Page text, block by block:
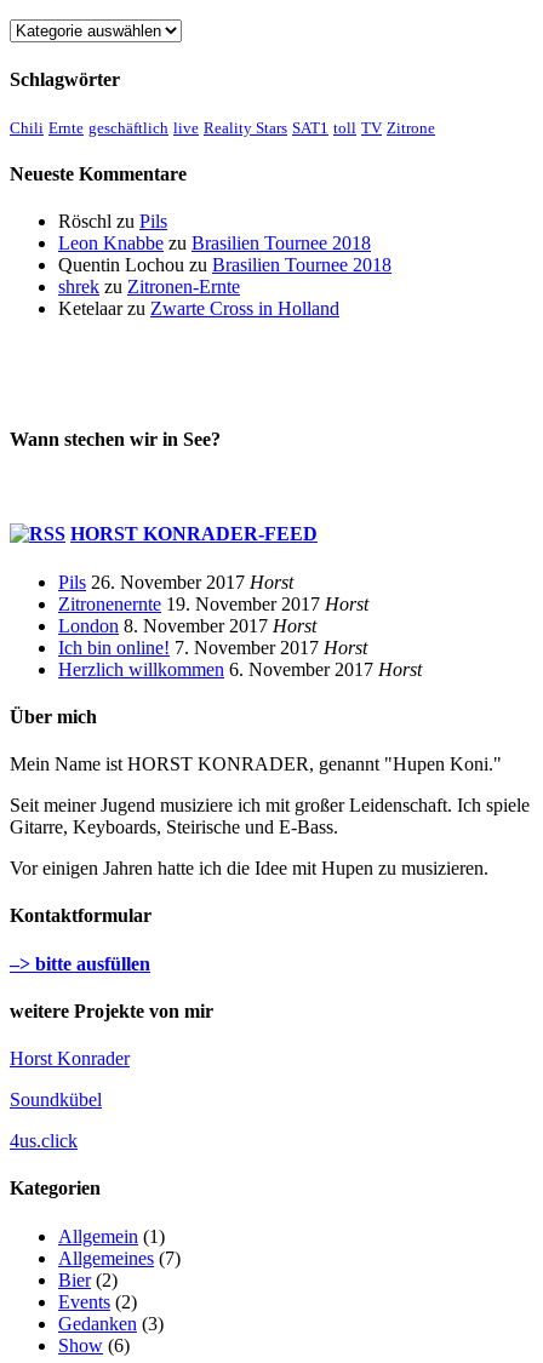
Kategorien
Schlagwörter
Chili Ernte geschäftlich live Reality Stars SAT1 toll TV Zitrone
Neueste Kommentare
Röschl zu Pils
Leon Knabbe zu Brasilien Tournee 2018
Quentin Lochou zu Brasilien Tournee 2018
shrek zu Zitronen-Ernte
Ketelaarzu Zwarte Cross in Holland
Wann stechen wir in See?
HORST KONRADER-FEED
Pils 26. November 2017 Horst
Zitronenernte 19. November 2017 Horst
London 8. November 2017 Horst
Ich bin online! 7. November 2017 Horst
Herzlich willkommen 6. November 2017 Horst
Über mich
Mein Name ist HORST KONRADER, genannt "Hupen Koni."
Seit meiner Jugend musiziere ich mit großer Leidenschaft. Ich spiele
Gitarre, Keyboards, Steirische und E-Bass.
Vor einigen Jahren hatte ich die Idee mit Hupen zu musizieren.
Kontaktformular
–> bitte ausfüllen
weitere Projekte von mir
Horst Konrader
Soundkübel
4us.click
Kategorien
Allgemein (1)
Allgemeines (7)
Bier(2)
Events (2)
Gedanken (3)
Show (6)